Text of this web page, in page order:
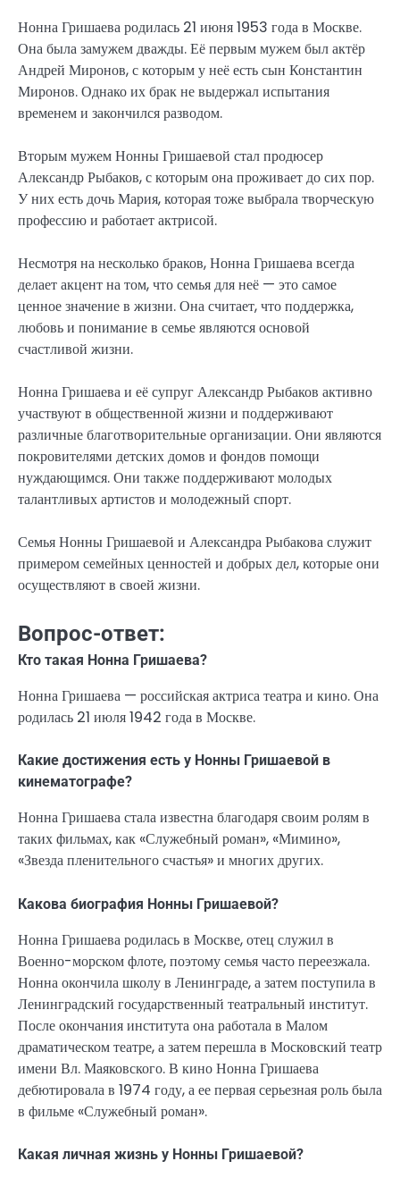
Нонна Гришаева родилась 21 июня 1953 года в Москве.
Она была замужем дважды. Её первым мужем был актёр
Андрей Миронов, с которым у неё есть сын Константин
Миронов. Однако их брак не выдержал испытания
временем и закончился разводом.
Вторым мужем Нонны Гришаевой стал продюсер
Александр Рыбаков, с которым она проживает до сих пор.
У них есть дочь Мария, которая тоже выбрала творческую
профессию и работает актрисой.
Несмотря на несколько браков, Нонна Гришаева всегда
делает акцент на том, что семья для неё — это самое
ценное значение в жизни. Она считает, что поддержка,
любовь и понимание в семье являются основой
счастливой жизни.
Нонна Гришаева и её супруг Александр Рыбаков активно
участвуют в общественной жизни и поддерживают
различные благотворительные организации. Они являются
покровителями детских домов и фондов помощи
нуждающимся. Они также поддерживают молодых
талантливых артистов и молодежный спорт.
Семья Нонны Гришаевой и Александра Рыбакова служит
примером семейных ценностей и добрых дел, которые они
осуществляют в своей жизни.
Вопрос-ответ:
Кто такая Нонна Гришаева?
Нонна Гришаева — российская актриса театра и кино. Она
родилась 21 июля 1942 года в Москве.
Какие достижения есть у Нонны Гришаевой в
кинематографе?
Нонна Гришаева стала известна благодаря своим ролям в
таких фильмах, как «Служебный роман», «Мимино»,
«Звезда пленительного счастья» и многих других.
Какова биография Нонны Гришаевой?
Нонна Гришаева родилась в Москве, отец служил в
Военно-морском флоте, поэтому семья часто переезжала.
Нонна окончила школу в Ленинграде, а затем поступила в
Ленинградский государственный театральный институт.
После окончания института она работала в Малом
драматическом театре, а затем перешла в Московский театр
имени Вл. Маяковского. В кино Нонна Гришаева
дебютировала в 1974 году, а ее первая серьезная роль была
в фильме «Служебный роман».
Какая личная жизнь у Нонны Гришаевой?